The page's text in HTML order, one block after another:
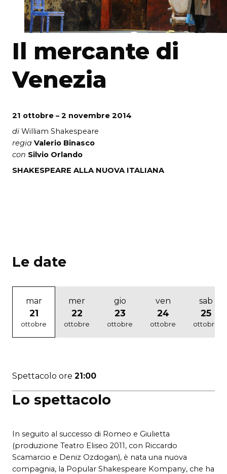
Il mercante di
Venezia
21 ottobre – 2 novembre 2014
di William Shakespeare
regia Valerio Binasco
con Silvio Orlando
SHAKESPEARE ALLA NUOVA ITALIANA
Lo spettacolo
In seguito al successo di Romeo e Giulietta
(produzione Teatro Eliseo 2011, con Riccardo
Scamarcio e Deniz Ozdogan), è nata una nuova
compagnia, la Popular Shakespeare Kompany, che ha
Le date
mar
21
ottobre
mer
22
ottobre
gio
23
ottobre
ven
24
ottobre
sab
25
ottobre
Spettacolo ore 21:00